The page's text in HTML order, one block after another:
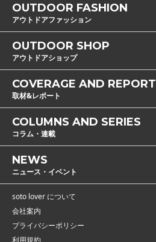
OUTDOOR FASHION
アウトドアファッション
OUTDOOR SHOP
アウトドアショップ
COVERAGE AND REPORT
取材&レポート
COLUMNS AND SERIES
コラム・連載
NEWS
ニュース・イベント
soto lover について
会社案内
プライバシーポリシー
利用規約